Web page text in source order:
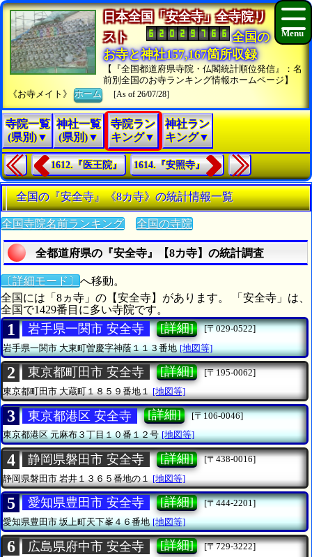
日本全国「安全寺」全寺院リ
スト
全国の
お寺と神社157,167箇所収録
【『全国都道府県寺院・仏閣統計順位発信』：名
前別全国のお寺ランキング情報ホームページ】
《お寺メイト》ホーム [As of 26/07/28]
寺院一覧
(県別)▼
神社一覧
(県別)▼
寺院ラン
キング▼
神社ラン
キング▼
1612.『医王院』 1614.『安照寺』
全国の『安全寺』《8カ寺》の統計情報一覧
全国寺院名前ランキング 全国の寺院
全都道府県の『安全寺』【8カ寺】の統計調査
〔詳細モード〕 へ移動。
全国には「8ヵ寺」の【安全寺】があります。 「安全寺」は、
全国で1429番目に多い寺院です。
1 岩手県一関市 安全寺 [詳細]
[〒029-0522]
岩手県一関市大東町曽慶字神蔭１１３番地 [地図等]
2 東京都町田市 安全寺 [詳細]
[〒195-0062]
東京都町田市 大蔵町１８５９番地１ [地図等]
3 東京都港区 安全寺 [詳細]
[〒106-0046]
東京都港区元麻布３丁目１０番１２号 [地図等]
4 静岡県磐田市 安全寺 [詳細]
[〒438-0016]
静岡県磐田市 岩井１３６５番地の１ [地図等]
5 愛知県豊田市 安全寺 [詳細]
[〒444-2201]
愛知県豊田市坂上町天下峯４６番地 [地図等]
6 広島県府中市 安全寺 [詳細]
[〒729-3222]